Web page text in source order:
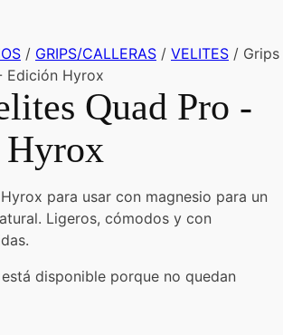
/ GRIPS/CALLERAS / VELITES / Grips
Edición Hyrox
Quad Pro -
para usar con magnesio para un
Ligeros, cómodos y con
disponible porque no quedan